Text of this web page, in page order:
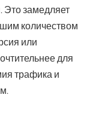
Это замедляет
количеством
или
для
трафика и